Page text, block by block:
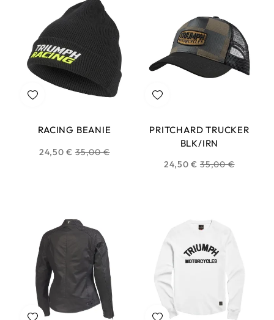
RACING BEANIE
24,50 € Prix
35,00 €
PRITCHARD TRUCKER
BLK/IRN
24,50 € Prix
35,00 €